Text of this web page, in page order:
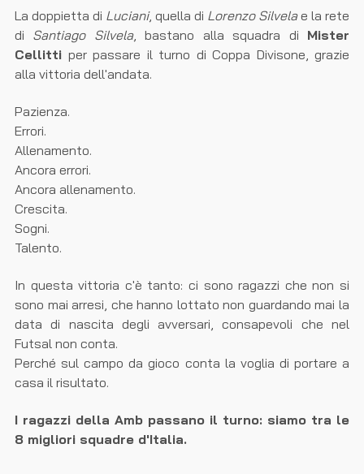
La doppietta di Luciani, quella di Lorenzo Silvelae la rete
di Santiago Silvela, bastano alla squadra di Mister
Cellitti per passare il turno di Coppa Divisone, grazie
alla vittoria dell'andata.
Pazienza.
Errori.
Allenamento.
Ancora errori.
Ancora allenamento.
Crescita.
Sogni.
Talento.
In questa vittoria c'è tanto: ci sono ragazzi che non si
sono mai arresi, che hanno lottato non guardando mai la
data di nascita degli avversari, consapevoli che nel
Futsal non conta.
Perché sul campo da gioco conta la voglia di portare a
casa il risultato.
I ragazzi della Amb passano il turno: siamo tra le
8 migliori squadre d'Italia.